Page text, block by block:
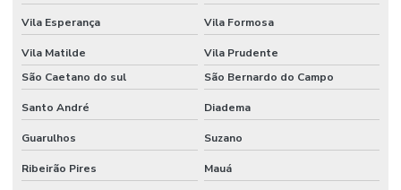
Fornecedor Ribbon Cera 110x74 Em Minas Gerais
Fornecedores De Etiquetas Bopp Adesiva No Paraná
Fornecedores De Etiquetas Para Móveis Rs
Fornecedores De Etiquetas Removíveis
Vila Esperança Vila Formosa
Vila Matilde
Vila Prudente
São Caetano do sul
São Bernardo do Campo
Santo André Diadema
Guarulhos Suzano
Ribeirão Pires Mauá